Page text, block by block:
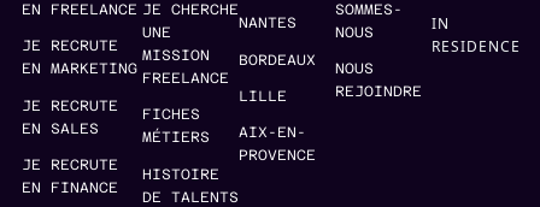
EN FREELANCE
JE RECRUTE
EN MARKETING
JE RECRUTE
EN SALES
JE RECRUTE
EN FINANCE
JE CHERCHE
UNE
MISSION
FREELANCE
FICHES
MÉTIERS
HISTOIRE
DE TALENTS
NANTES
BORDEAUX
LILLE
AIX-EN-
PROVENCE
SOMMES-
NOUS
NOUS
REJOINDRE
IN
RESIDENCE